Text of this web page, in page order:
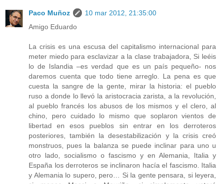
Paco Muñoz
10 mar 2012, 21:35:00
Amigo Eduardo
La crisis es una escusa del capitalismo internacional para
meter miedo para esclavizar a la clase trabajadora, Si leéis
lo de Islandia –es verdad que es un país pequeño- nos
daremos cuenta que todo tiene arreglo. La pena es que
cuesta la sangre de la gente, mirar la historia: el pueblo
ruso a donde lo llevó la aristocracia zarista, a la revolución,
al pueblo francés los abusos de los mismos y el clero, al
chino, pero cuidado lo mismo que soplaron vientos de
libertad en esos pueblos sin entrar en los derroteros
posteriores, también la desestabilización y la crisis creó
monstruos, pues la balanza se puede inclinar para uno u
otro lado, socialismo o fascismo y en Alemania, Italia y
España los derroteros se inclinaron hacía el fascismo. Italia
y Alemania lo supero, pero… Si la gente pensara, si leyera,